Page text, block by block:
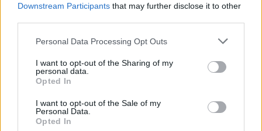
Downstream Participants that may further disclose it to other
Personal Data Processing Opt Outs
I want to opt-out of the Sharing of my
personal data.
Opted In
I want to opt-out of the Sale of my
Personal Data.
Opted In
pronssia? Näillä kentällisillä
sääntöuudistusta – ”saakohan
Leijonat julkisti ketjut Sveitsi-peliin –